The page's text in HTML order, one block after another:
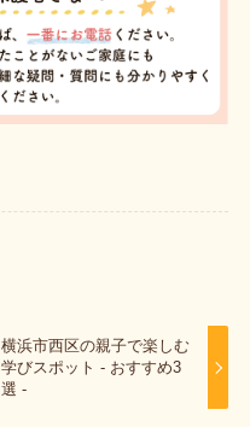
横浜市西区の親子で楽しむ
学びスポット - おすすめ3
選 -